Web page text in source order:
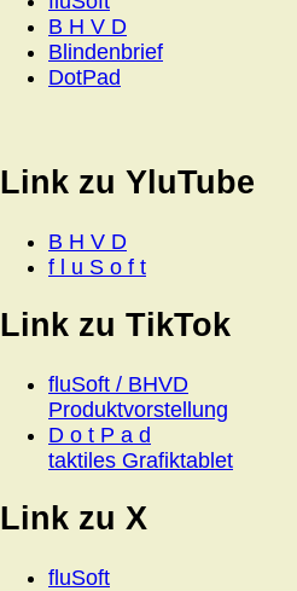
B H V D
Blindenbrief
DotPad
Link zu YluTube
B H V D
f l u S o f t
Link zu TikTok
fluSoft / BHVD
Produktvorstellung
D o t P a d
taktiles Grafiktablet
Link zu X
fluSoft